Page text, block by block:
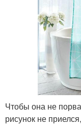
Чтобы она не
рисунок не